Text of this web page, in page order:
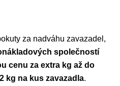
za nadváhu zavazadel,
společností
cenu za extra kg až do
kg na kus zavazadla.